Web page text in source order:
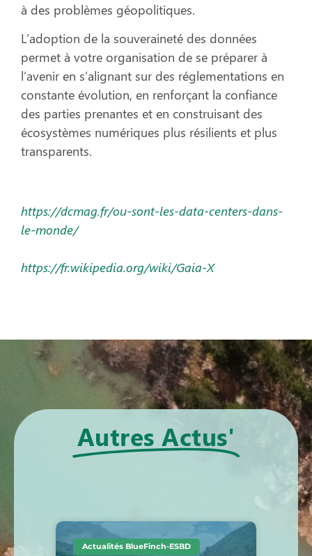
à des problèmes géopolitiques.
L’adoption de la souveraineté des données
permet à votre organisation de se préparer à
l’avenir en s’alignant sur des réglementations en
constante évolution, en renforçant la confiance
des parties prenantes et en construisant des
écosystèmes numériques plus résilients et plus
transparents.
https://dcmag.fr/ou-sont-les-data-centers-dans-
le-monde/
https://fr.wikipedia.org/wiki/Gaia-X
Autres Actus'
Actualités BlueFinch-ESBD